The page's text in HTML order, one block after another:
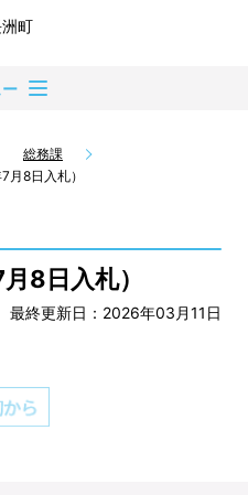
総務課
月8日入札）
8日入札）
最終更新日：2026年03月11日